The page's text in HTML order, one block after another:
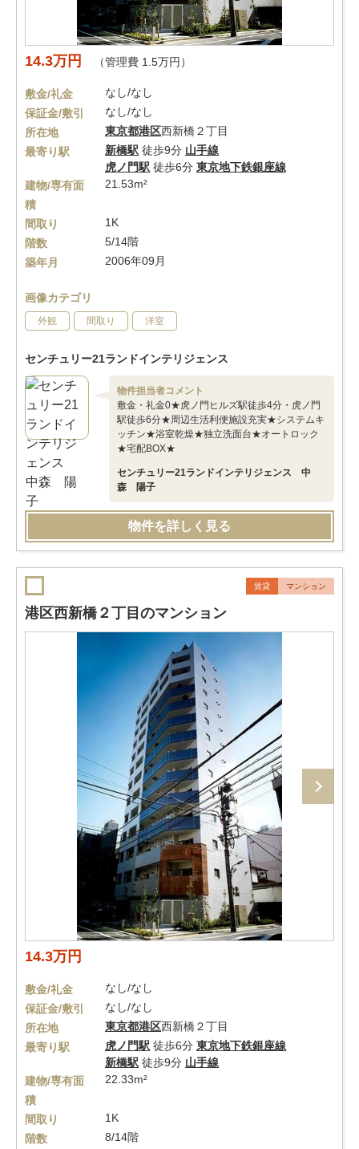
14.3万円 （管理費 1.5万円）
敷金/礼金
なし/なし
保証金/敷引
なし/なし
所在地
東京都港区西新橋２丁目
最寄り駅
新橋駅 徒歩9分 山手線
虎ノ門駅 徒歩6分 東京地下鉄銀座線
建物/専有面
積
21.53m²
間取り
1K
階数
5/14階
築年月
2006年09月
画像カテゴリ
外観 間取り 洋室
センチュリー21ランドインテリジェンス
物件担当者コメント
敷金・礼金0★虎ノ門ヒルズ駅徒歩4分・虎ノ門
駅徒歩6分★周辺生活利便施設充実★システムキ
ッチン★浴室乾燥★独立洗面台★オートロック
★宅配BOX★
センチュリー21ランドインテリジェンス 中
森 陽子
物件を詳しく見る
賃貸 マンション
港区西新橋２丁目のマンション
14.3万円
敷金/礼金
なし/なし
保証金/敷引
なし/なし
所在地
東京都港区西新橋２丁目
最寄り駅
虎ノ門駅 徒歩6分 東京地下鉄銀座線
新橋駅 徒歩9分 山手線
建物/専有面
積
22.33m²
間取り
1K
階数
8/14階